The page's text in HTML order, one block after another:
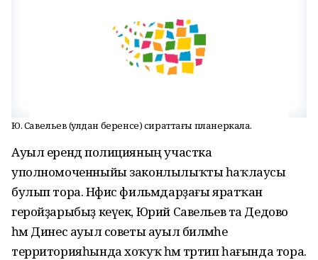
Ю. Савельев (һулдан беренсе) сираттағы планеркала.
Ауыл ерендә полицияның участка
уполномоченныйы законлылыҡты һаҡлаусы
булып тора. Нәфис фильмдарҙағы яратҡан
геройҙарыбыҙ кеүек, Юрий Савельев та Дедово
һәм Динес ауыл советы ауыл биләмәһе
территорияһында хоҡуҡ һәм тәртип һағында тора.